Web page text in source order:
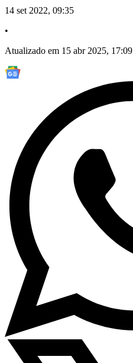
14 set 2022, 09:35
•
Atualizado em 15 abr 2025, 17:09